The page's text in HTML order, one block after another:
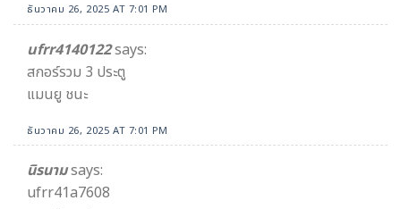
ธันวาคม 26, 2025 AT 7:01 PM
ufrr4140122says:
สกอร์รวม 3 ประตู
แมนยู ชนะ
ธันวาคม 26, 2025 AT 7:01 PM
นิรนามsays:
ufrr41a7608